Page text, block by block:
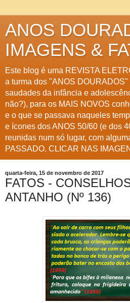
ANOS
IMAGENS &
Este blog é uma REVISTA
a turma dos "ANOS DOURADOS"
saudades da infância e
não?), para os MAIS NOVOS
e o que se passava naqueles
e ícones dos ANOS 50/60 (e dos
reunidas num só lugar, com
PASSADO. CLICAR NAS
quarta-feira, 15 de novembro de 2017
FATOS -
ANTANHO (Nº 136)